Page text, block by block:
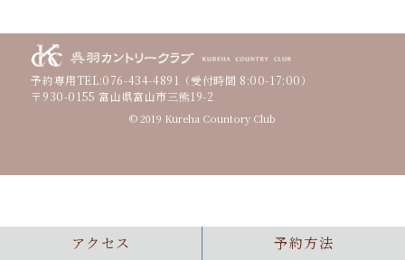
予約専用TEL:076-434-4891 （受付時間 8:00-17:00）
〒930-0155 富山県富山市三熊19-2
© 2019 Kureha Countory Club
アクセス 予約方法